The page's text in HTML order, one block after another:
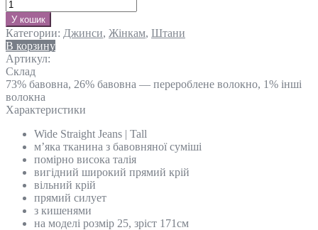
У кошик
Категории: Джинси, Жінкам, Штани
В корзину
Артикул:
Склад
73% бавовна, 26% бавовна — перероблене волокно, 1% інші
волокна
Характеристики
Wide Straight Jeans | Tall
м’яка тканина з бавовняної суміші
помірно висока талія
вигідний широкий прямий крій
вільний крій
прямий силует
з кишенями
на моделі розмір 25, зріст 171см